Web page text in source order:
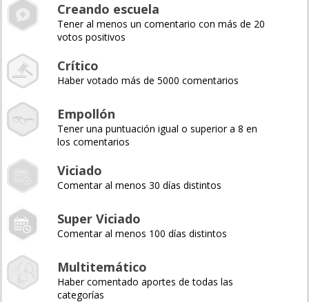
Creando escuela
Tener al menos un comentario con más de 20
votos positivos
Crítico
Haber votado más de 5000 comentarios
Empollón
Tener una puntuación igual o superior a 8 en
los comentarios
Viciado
Comentar al menos 30 días distintos
Super Viciado
Comentar al menos 100 días distintos
Multitemático
Haber comentado aportes de todas las
categorías